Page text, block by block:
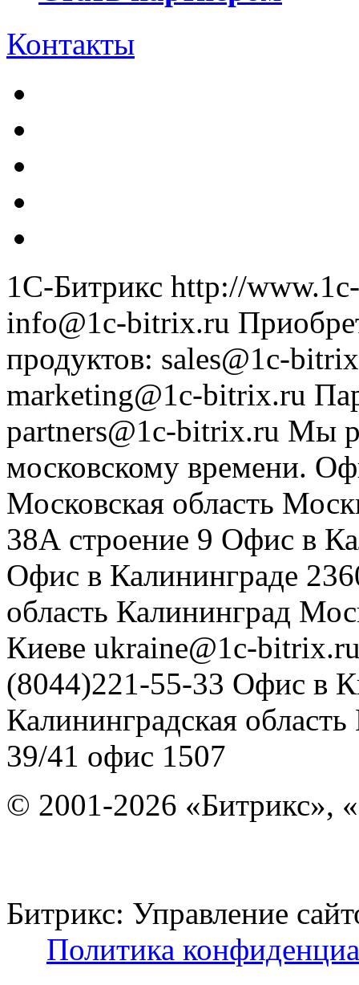
Контакты
1С-Битрикс http://
info@1c-bitrix.ru
продуктов: sales@1c-
marketing@1c-bitrix.ru
partners@1c-bitrix.ru Мы
московскому времени.
Московская область
38А строение 9 Офис в
Офис в Калининграде
область Калининград
Киеве ukraine@1c-
(8044)221-55-33 Офис в
Калининградская область
39/41 офис 1507
© 2001-2026 «Битрикс»,
Битрикс: Управление
Политика